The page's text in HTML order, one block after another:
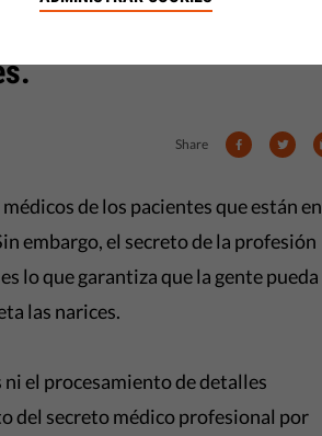
sus facturas los
Share
de los pacientes que están en
embargo, el secreto de la profesión
lo que garantiza que la gente pueda
las narices.
el procesamiento de detalles
del secreto médico profesional por